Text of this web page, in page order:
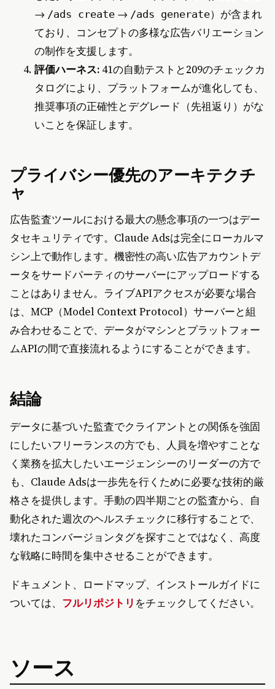
→ /ads create → /ads generate）が含まれ
ており、コンセプトの多様な広告バリエーション
の制作を支援します。
評価ハーネス: 41の自動テストと209のチェックカ
タログにより、プラットフォームが進化しても、
推奨事項の正確性とデグレード（先祖返り）がな
いことを保証します。
プライバシー優先のアーキテクチ
ャ
広告監査ツールにおける最大の懸念事項の一つはデー
タセキュリティです。Claude Adsは完全にローカルマ
シン上で動作します。機密性の高い広告アカウントデ
ータをサードパーティのサーバーにアップロードする
ことはありません。ライブAPIアクセスが必要な場合
は、MCP（Model Context Protocol）サーバーと組
み合わせることで、データがマシンとプラットフォー
ムAPIの間で直接流れるようにすることができます。
結論
データに基づいた監査でクライアントとの関係を強固
にしたいフリーランスの方でも、人員を増やすことな
く業務を拡大したいエージェンシーのリーダーの方で
も、Claude Adsは一歩先を行くために必要な技術的厳
格さを提供します。手動の四半期ごとの監査から、自
動化された週次のヘルスチェックに移行することで、
壊れたコンバージョンタグを探すことではなく、高度
な戦略に時間を集中させることができます。
ドキュメント、ロードマップ、インストールガイドに
ついては、 フルリポジトリ をチェックしてください。
ソース